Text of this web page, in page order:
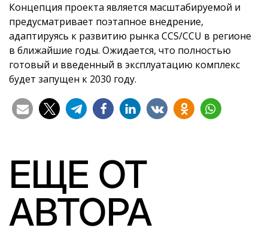
Концепция проекта является масштабируемой и
предусматривает поэтапное внедрение,
адаптируясь к развитию рынка CCS/CCU в регионе
в ближайшие годы. Ожидается, что полностью
готовый и введенный в эксплуатацию комплекс
будет запущен к 2030 году.
ЕЩЕ ОТ
АВТОРА